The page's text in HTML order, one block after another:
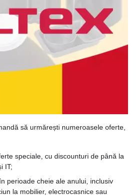
să urmărești numeroasele oferte,
speciale, cu discounturi de până la
IT;
perioade cheie ale anului, inclusiv
la mobilier, electrocasnice sau